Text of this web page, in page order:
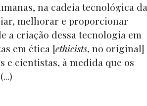
na cadeia tecnológica da
melhorar e proporcionar
a criação dessa tecnologia em
em ética [ethicists, no original]
e cientistas, à medida que os